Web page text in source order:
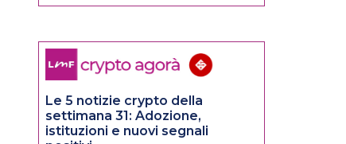
Le 5 notizie crypto della
settimana 31: Adozione,
istituzioni e nuovi segnali